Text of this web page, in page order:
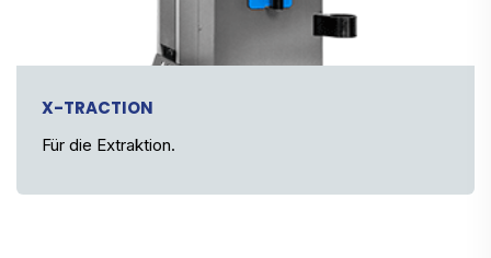
X-TRACTION
Für die Extraktion.